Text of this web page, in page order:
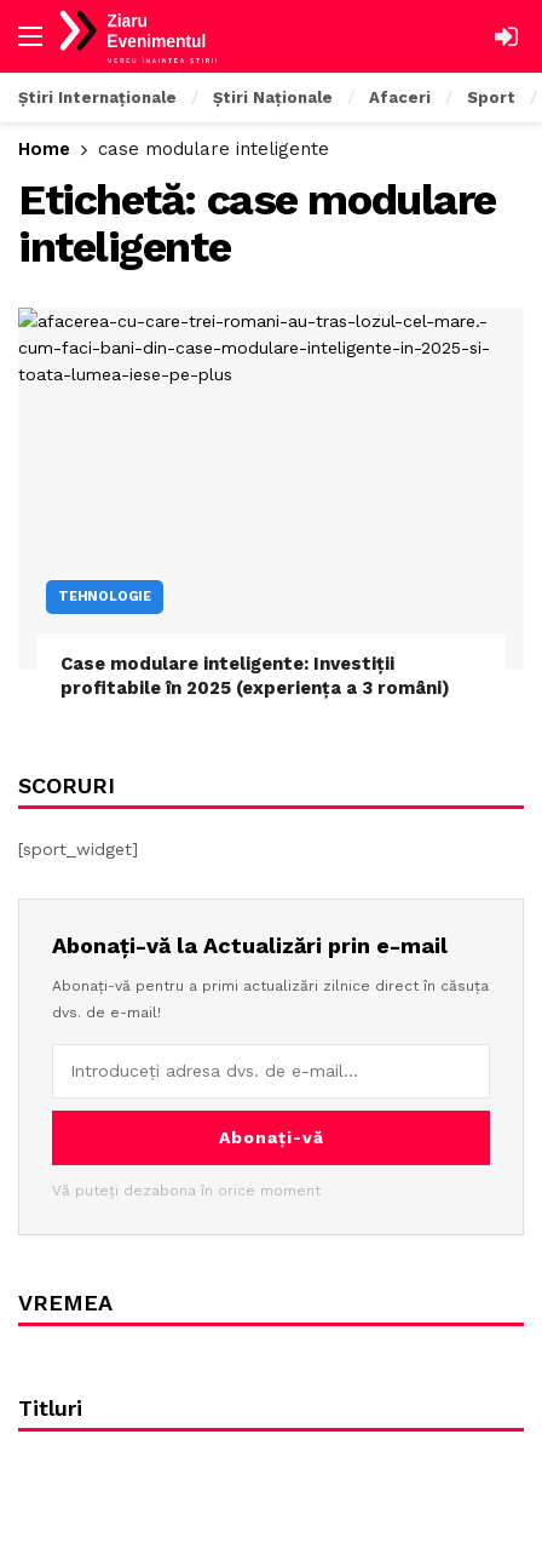
Știri Internaționale Știri Naționale Afaceri Sport
Home case modulare inteligente
Etichetă: case modulare
inteligente
TEHNOLOGIE
Case modulare inteligente: Investiții
profitabile în 2025 (experiența a 3 români)
SCORURI
[sport_widget]
Abonați-vă la Actualizări prin e-mail
Abonați-vă pentru a primi actualizări zilnice direct în căsuța
dvs. de e-mail!
Abonați-vă
Vă puteți dezabona în orice moment
VREMEA
Titluri